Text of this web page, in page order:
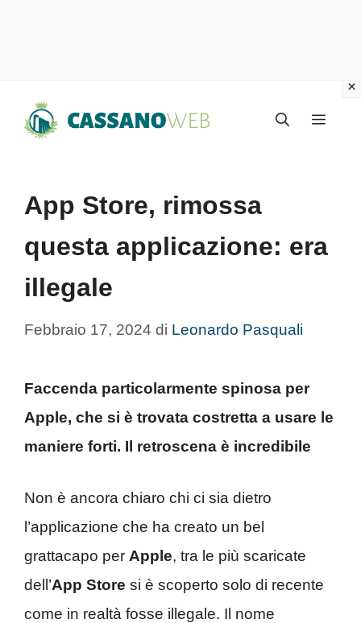
Menu
App Store, rimossa
questa applicazione: era
illegale
Febbraio 17, 2024 di Leonardo Pasquali
Faccenda particolarmente spinosa per
Apple, che si è trovata costretta a usare le
maniere forti. Il retroscena è incredibile
Non è ancora chiaro chi ci sia dietro
l’applicazione che ha creato un bel
grattacapo per Apple, tra le più scaricate
dell’App Store si è scoperto solo di recente
come in realtà fosse illegale. Il nome